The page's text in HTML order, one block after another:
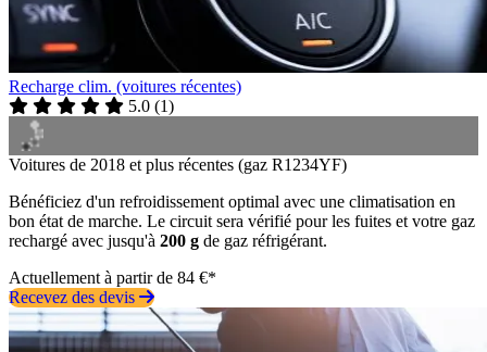
Recharge clim. (voitures récentes)
5.0 (1)
Voitures de 2018 et plus récentes (gaz R1234YF)
Bénéficiez d'un refroidissement optimal avec une climatisation en
bon état de marche. Le circuit sera vérifié pour les fuites et votre gaz
rechargé avec jusqu'à 200 g de gaz réfrigérant.
Actuellement à partir de 84 €*
Recevez des devis